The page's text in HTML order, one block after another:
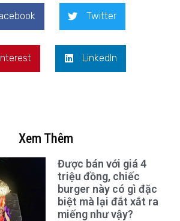
Twitter
LinkedIn
Xem Thêm
Được bán với giá 4
triệu đồng, chiếc
burger này có gì đặc
biệt mà lại đắt xắt ra
miếng như vậy?